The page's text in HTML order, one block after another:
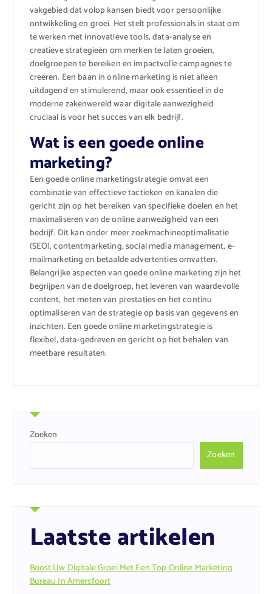
vakgebied dat volop kansen biedt voor persoonlijke
ontwikkeling en groei. Het stelt professionals in staat om
te werken met innovatieve tools, data-analyse en
creatieve strategieën om merken te laten groeien,
doelgroepen te bereiken en impactvolle campagnes te
creëren. Een baan in online marketing is niet alleen
uitdagend en stimulerend, maar ook essentieel in de
moderne zakenwereld waar digitale aanwezigheid
cruciaal is voor het succes van elk bedrijf.
Wat is een goede online
marketing?
Een goede online marketingstrategie omvat een
combinatie van effectieve tactieken en kanalen die
gericht zijn op het bereiken van specifieke doelen en het
maximaliseren van de online aanwezigheid van een
bedrijf. Dit kan onder meer zoekmachineoptimalisatie
(SEO), contentmarketing, social media management, e-
mailmarketing en betaalde advertenties omvatten.
Belangrijke aspecten van goede online marketing zijn het
begrijpen van de doelgroep, het leveren van waardevolle
content, het meten van prestaties en het continu
optimaliseren van de strategie op basis van gegevens en
inzichten. Een goede online marketingstrategie is
flexibel, data-gedreven en gericht op het behalen van
meetbare resultaten.
Zoeken
Zoeken
Laatste artikelen
Boost Uw Digitale Groei Met Een Top Online Marketing
Bureau In Amersfoort